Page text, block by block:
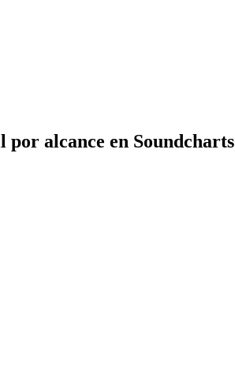
alcance en Soundcharts